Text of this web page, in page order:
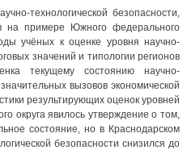
технологической безопасности,
на примере Южного федерального
учёных к оценке уровня научно-
значений и типологии регионов
текущему состоянию научно-
вызовов экономической
результирующих оценок уровней
округа явилось утверждение о том,
состояние, но в Краснодарском
безопасности снизился до